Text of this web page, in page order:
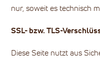
nur, soweit es technisch
SSL- bzw. TLS-
Diese Seite nutzt aus